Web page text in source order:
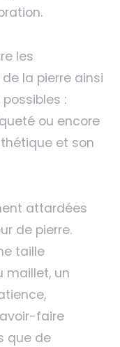
les
la pierre ainsi
:
ou encore
et son
attardées
de pierre.
taille
maillet, un
faire
que de